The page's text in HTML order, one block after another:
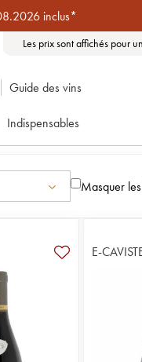
inclus*
Les prix sont affichés pour
Guide des vins
Indispensables
Masquer
E-